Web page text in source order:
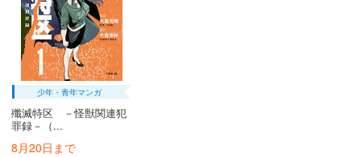
少年・青年マンガ
殲滅特区 －怪獣関連犯
罪録－（...
8月20日まで